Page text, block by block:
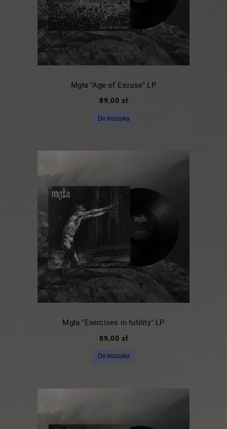
Mgła "Age of Excuse" LP
89,00 zł
Do koszyka
Mgła "Exercises in futility" LP
89,00 zł
Do koszyka